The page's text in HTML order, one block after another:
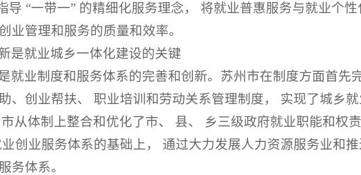
导 “一带一” 的精细化服务理念， 将就业普惠服务与就业个
业管理和服务的质量和效率。
是就业城乡一体化建设的关键
就业制度和服务体系的完善和创新。苏州市在制度方面首先
、创业帮扶、 职业培训和劳动关系管理制度， 实现了城乡就
从体制上整合和优化了市、 县、 乡三级政府就业职能和权
创业服务体系的基础上， 通过大力发展人力资源服务业和
务体系。